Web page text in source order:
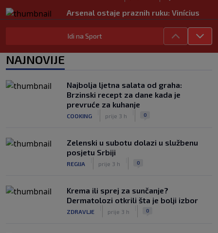
Arsenal ostaje praznih ruku: Vinícius
Júnior i Real Madrid postigli dogovor
NOGOMET
NOGOMET
| | 0
Izvinjenje s elementima prijetnje i
„gomila slabića“ u UEFA-i
Idi na Sport
NAJNOVIJE
Najbolja ljetna salata od graha:
Brzinski recept za dane kada je
prevruće za kuhanje
COOKING prije 3 h 0
Zelenski u subotu dolazi u službenu
posjetu Srbiji
REGIJA prije 3 h 0
Krema ili sprej za sunčanje?
Dermatolozi otkrili šta je bolji izbor
ZDRAVLJE prije 3 h 0